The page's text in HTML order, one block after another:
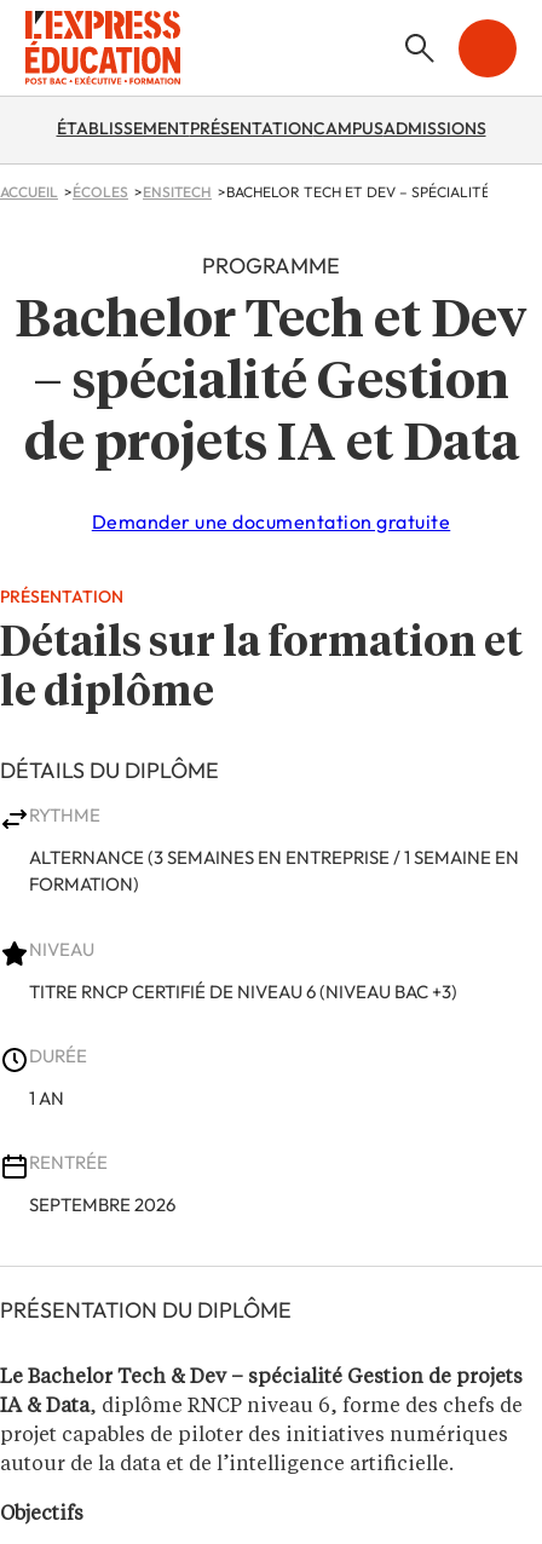
ÉTABLISSEMENTPRÉSENTATIONCAMPUSADMISSIONS
ACCUEIL ÉCOLES ENSITECH
PROGRAMME
Bachelor Tech et Dev
– spécialité Gestion
de projets IA et Data
Demander une documentation gratuite
PRÉSENTATION
Détails sur la formation et
le diplôme
DÉTAILS DU DIPLÔME
RYTHME
ALTERNANCE (3 SEMAINES EN ENTREPRISE / 1 SEMAINE EN
FORMATION)
NIVEAU
TITRE RNCP CERTIFIÉ DE NIVEAU 6 (NIVEAU BAC +3)
DURÉE
1 AN
RENTRÉE
SEPTEMBRE 2026
PRÉSENTATION DU DIPLÔME
Le Bachelor Tech & Dev – spécialité Gestion de projets
IA & Data, diplôme RNCP niveau 6, forme des chefs de
projet capables de piloter des initiatives numériques
autour de la data et de l’intelligence artificielle.
Objectifs